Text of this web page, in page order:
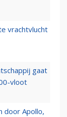
vrachtvlucht
gaat
vloot
door Apollo,